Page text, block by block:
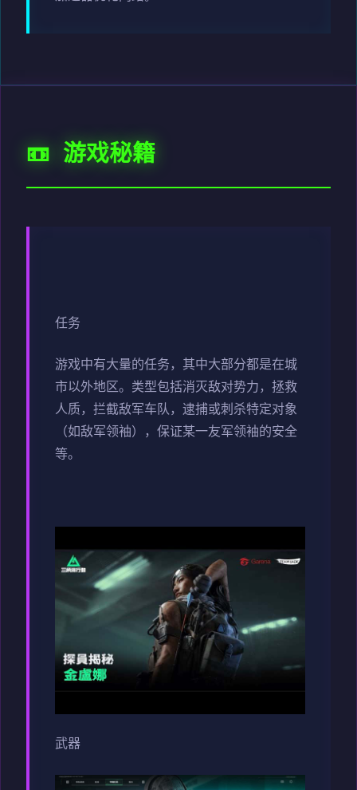
📼 游戏秘籍
任务
游戏中有大量的任务，其中大部分都是在城
市以外地区。类型包括消灭敌对势力，拯救
人质，拦截敌军车队，逮捕或刺杀特定对象
（如敌军领袖），保证某一友军领袖的安全
等。
武器